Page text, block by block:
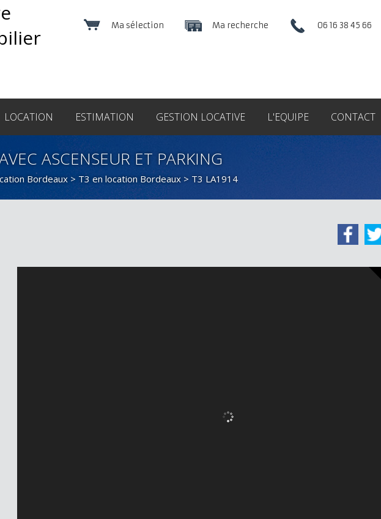
06 16 38 45 66
Ma recherche
Ma sélection
LOCATION ESTIMATION GESTION LOCATIVE L'EQUIPE CONTACT
ASCENSEUR ET PARKING
Bordeaux > T3 en location Bordeaux > T3 LA1914